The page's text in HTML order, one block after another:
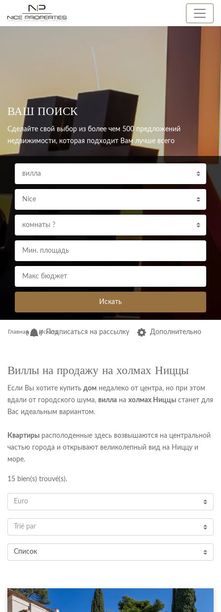
ВАШ ПОИСК
Сделайте свой выбор из более чем 500 предложений
недвижимости, которая подходит Вам лучше всего
вилла
Nice
комнаты ?
Искать
Подписаться на рассылку Дополнительно
Главная Искать
Виллы на продажу на холмах Ниццы
Если Вы хотите купить дом недалеко от центра, но при этом
вдали от городского шума, вилла на холмах Ниццы станет для
Вас идеальным вариантом.
Квартиры располоденные здесь возвышаются на центральной
частью города и открывают великолепный вид на Ниццу и
море.
15 bien(s) trouvé(s).
Euro
Trié par
Список